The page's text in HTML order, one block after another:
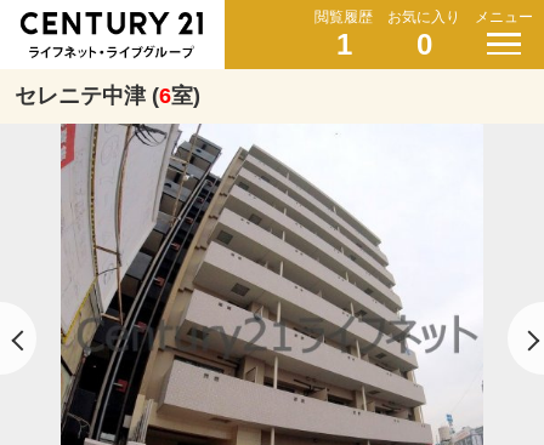
閲覧履歴
1
お気に入り
0
メニュー
セレニテ中津 (6室)